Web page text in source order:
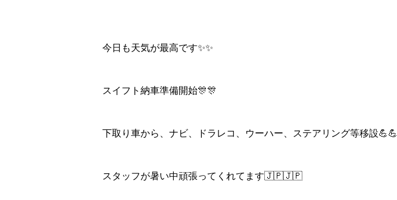
今日も天気が最高です✨✨
スイフト納車準備開始🎊🎊
下取り車から、ナビ、ドラレコ、ウーハー、ステアリング等移設💪💪
スタッフが暑い中頑張ってくれてます🇯🇵🇯🇵